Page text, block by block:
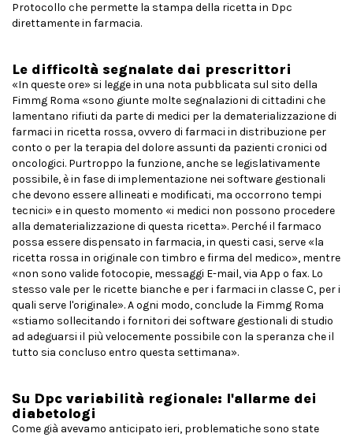
Protocollo che permette la stampa della ricetta in Dpc
direttamente in farmacia.
Le difficoltà segnalate dai prescrittori
«In queste ore» si legge in una nota pubblicata sul sito della
Fimmg Roma «sono giunte molte segnalazioni di cittadini che
lamentano rifiuti da parte di medici per la dematerializzazione di
farmaci in ricetta rossa, ovvero di farmaci in distribuzione per
conto o per la terapia del dolore assunti da pazienti cronici od
oncologici. Purtroppo la funzione, anche se legislativamente
possibile, è in fase di implementazione nei software gestionali
che devono essere allineati e modificati, ma occorrono tempi
tecnici» e in questo momento «i medici non possono procedere
alla dematerializzazione di questa ricetta». Perché il farmaco
possa essere dispensato in farmacia, in questi casi, serve «la
ricetta rossa in originale con timbro e firma del medico», mentre
«non sono valide fotocopie, messaggi E-mail, via App o fax. Lo
stesso vale per le ricette bianche e per i farmaci in classe C, per i
quali serve l'originale». A ogni modo, conclude la Fimmg Roma
«stiamo sollecitando i fornitori dei software gestionali di studio
ad adeguarsi il più velocemente possibile con la speranza che il
tutto sia concluso entro questa settimana».
Su Dpc variabilità regionale: l'allarme dei
diabetologi
Come già avevamo anticipato ieri, problematiche sono state